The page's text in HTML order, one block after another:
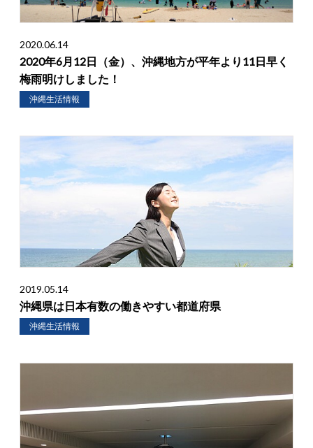
2020.06.14
2020年6月12日（金）、沖縄地方が平年より11日早く
梅雨明けしました！
沖縄生活情報
2019.05.14
沖縄県は日本有数の働きやすい都道府県
沖縄生活情報